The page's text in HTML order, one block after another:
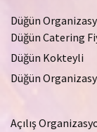
Düğün
Düğün Catering
Düğün Kokteyli
Düğün
Açılış